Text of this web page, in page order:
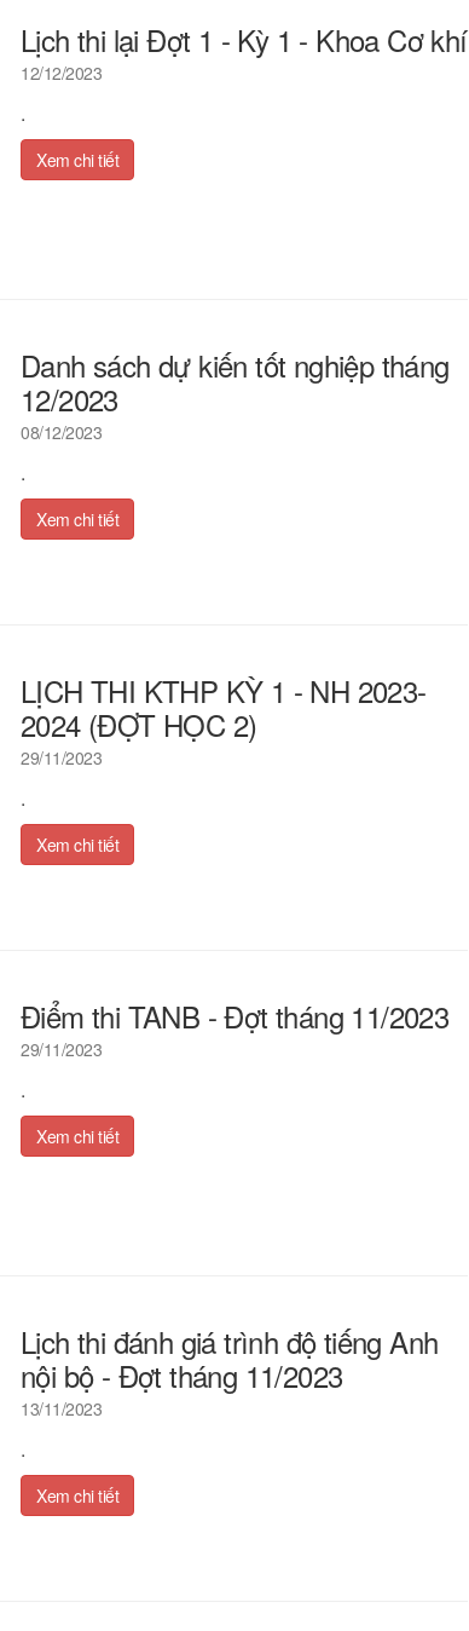
Lịch thi lại Đợt 1 - Kỳ 1 - Khoa Cơ khí
12/12/2023
.
Xem chi tiết
Danh sách dự kiến tốt nghiệp tháng
12/2023
08/12/2023
.
Xem chi tiết
LỊCH THI KTHP KỲ 1 - NH 2023-
2024 (ĐỢT HỌC 2)
29/11/2023
.
Xem chi tiết
Điểm thi TANB - Đợt tháng 11/2023
29/11/2023
.
Xem chi tiết
Lịch thi đánh giá trình độ tiếng Anh
nội bộ - Đợt tháng 11/2023
13/11/2023
.
Xem chi tiết